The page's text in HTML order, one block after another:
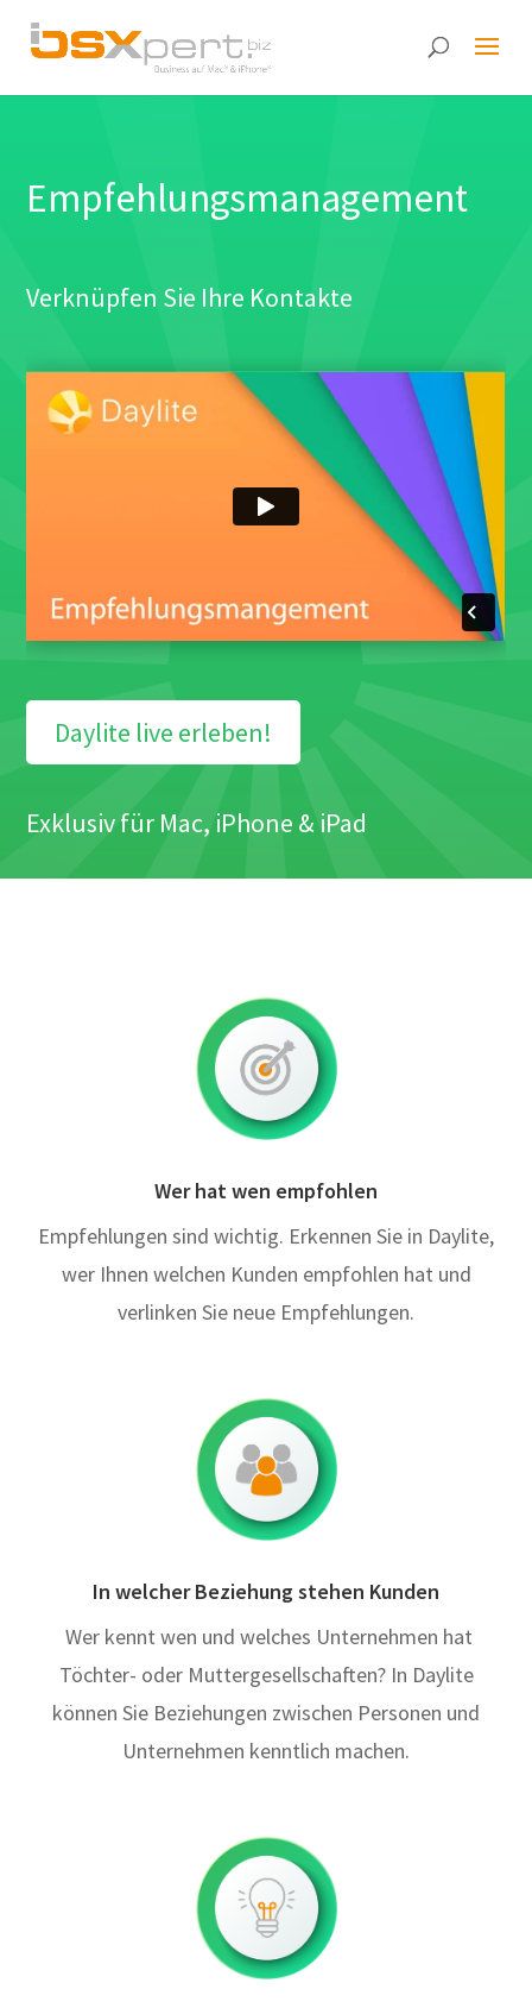
Empfehlungsmanagement
Verknüpfen Sie Ihre Kontakte
Daylite live erleben!
Exklusiv für Mac, iPhone & iPad
Wer hat wen empfohlen
Empfehlungen sind wichtig. Erkennen Sie in Daylite,
wer Ihnen welchen Kunden empfohlen hat und
verlinken Sie neue Empfehlungen.
In welcher Beziehung stehen Kunden
Wer kennt wen und welches Unternehmen hat
Töchter- oder Muttergesellschaften? In Daylite
können Sie Beziehungen zwischen Personen und
Unternehmen kenntlich machen.